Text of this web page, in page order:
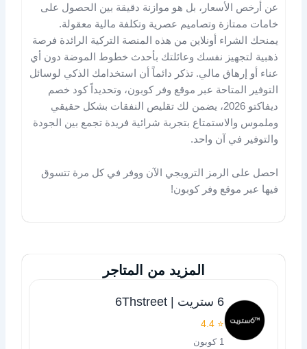
عن أرخص الأسعار، بل هو موازنة دقيقة بين الحصول على
خامات ممتازة وتصاميم عصرية وتكلفة مالية معقولة.
يمنحك الشراء أونلاين من هذه المنصة التركية الرائدة فرصة
ذهبية لتجهيز نفسك وعائلتك بأحدث خطوط الموضة دون أي
عناء أو إرهاق مالي. تذكر دائماً أن استخدامك الذكي لوسائل
التوفير المتاحة عبر موقع وفر كوبون، وتحديداً كود خصم
ديفاكتو 2026، يضمن لك تقليص النفقات بشكل حقيقي
وملموس والاستمتاع بتجربة شرائية فريدة تجمع بين الجودة
والتوفير في آن واحد.
احصل على الرمز الترويجي الآن ووفر في كل مرة تتسوق
فيها عبر موقع وفر كوبون!
المزيد من المتاجر
6 ستريت | 6Thstreet
⭐ 4.4
1 كوبون